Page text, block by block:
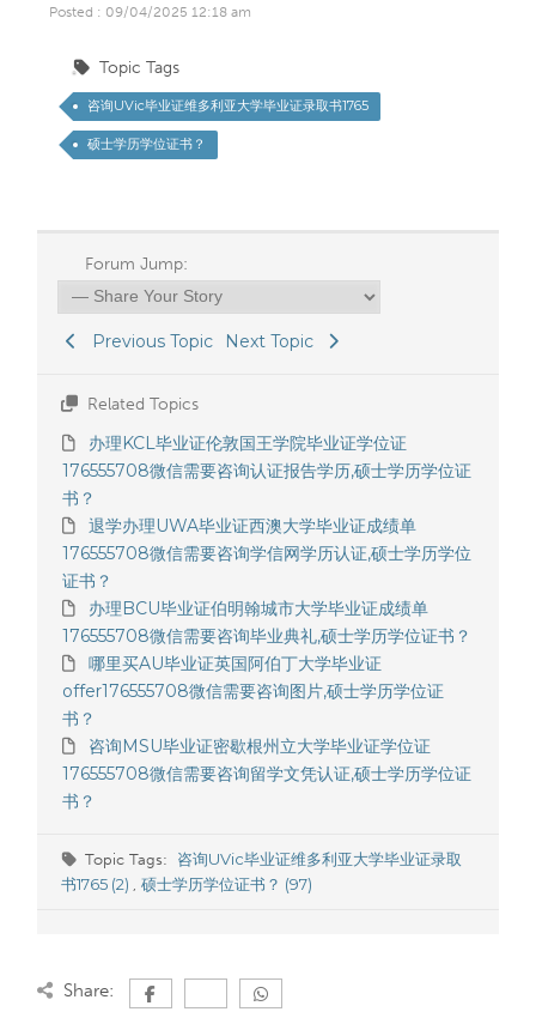
Posted : 09/04/2025 12:18 am
Topic Tags
咨询UVic毕业证维多利亚大学毕业证录取书1765
硕士学历学位证书？
Forum Jump:
Previous Topic Next Topic
Related Topics
办理KCL毕业证伦敦国王学院毕业证学位证
176555708微信需要咨询认证报告学历,硕士学历学位证
书？
退学办理UWA毕业证西澳大学毕业证成绩单
176555708微信需要咨询学信网学历认证,硕士学历学位
证书？
办理BCU毕业证伯明翰城市大学毕业证成绩单
176555708微信需要咨询毕业典礼,硕士学历学位证书？
哪里买AU毕业证英国阿伯丁大学毕业证
offer176555708微信需要咨询图片,硕士学历学位证
书？
咨询MSU毕业证密歇根州立大学毕业证学位证
176555708微信需要咨询留学文凭认证,硕士学历学位证
书？
Topic Tags: 咨询UVic毕业证维多利亚大学毕业证录取
书1765 (2) , 硕士学历学位证书？ (97)
Share: